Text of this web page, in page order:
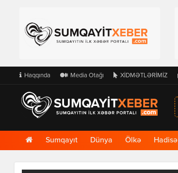
Haqqında Media Otağı XİDMƏTLƏRİMİZ
Ana
Səhifə
Sumqayıt Dünya Ölkə Hadisə